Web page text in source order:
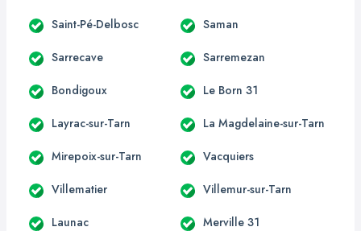
Saint-Pé-Delbosc Saman
Sarrecave Sarremezan
Bondigoux Le Born 31
Layrac-sur-Tarn La Magdelaine-sur-Tarn
Mirepoix-sur-Tarn Vacquiers
Villematier Villemur-sur-Tarn
Launac Merville 31